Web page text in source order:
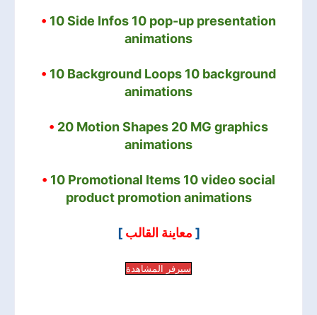
• 10 Side Infos 10 pop-up presentation
animations
• 10 Background Loops 10 background
animations
• 20 Motion Shapes 20 MG graphics
animations
• 10 Promotional Items 10 video social
product promotion animations
[ معاينة القالب]
سيرفر المشاهدة